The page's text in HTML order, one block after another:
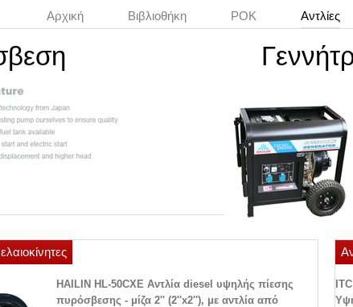
Αρχική Βιβλιοθήκη POK Aντλίες
HAILIN HL-50CXE Αντλία diesel υψηλής πίεσης
πυρόσβεσης - μίζα 2'' (2''x2''), με αντλία από